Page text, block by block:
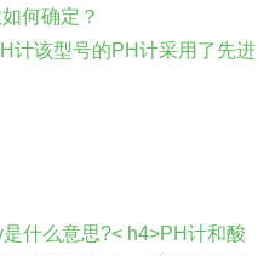
何确定？
计该型号的PH计采用了先进
什么意思?< h4>PH计和酸